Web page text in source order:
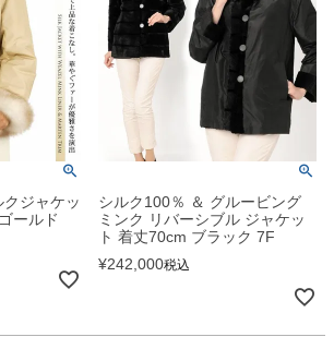
ジャケッ
ールド
シルク100％ ＆ グルービング
ミンク リバーシブル ジャケッ
ト 着丈70cm ブラック 7F
¥242,000税込